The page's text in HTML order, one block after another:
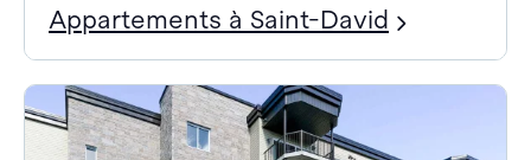
Appartements à Saint-David